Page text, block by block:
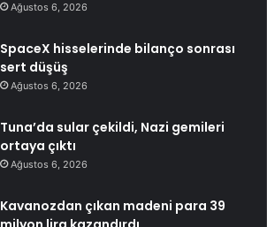
Ağustos 6, 2026
SpaceX hisselerinde bilanço sonrası
sert düşüş
Ağustos 6, 2026
Tuna’da sular çekildi, Nazi gemileri
ortaya çıktı
Ağustos 6, 2026
Kavanozdan çıkan madeni para 39